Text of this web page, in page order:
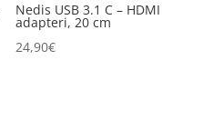
Nedis USB 3.1 C – HDMI
adapteri, 20 cm
24,90€